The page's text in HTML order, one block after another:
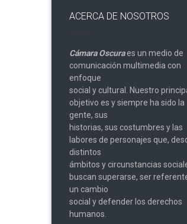
ACERCA DE NOSOTROS
Cámara Oscuraes un medio de
comunicación multimedia con
enfoque
social y cultural. Nuestro
objetivo es y siempre ha sido la
gente, sus
historias, sus costumbres y las
labores de personajes que,
distintos
ámbitos y circunstancias
buscan superarse, ser
un cambio
social y defender los derechos
humanos.